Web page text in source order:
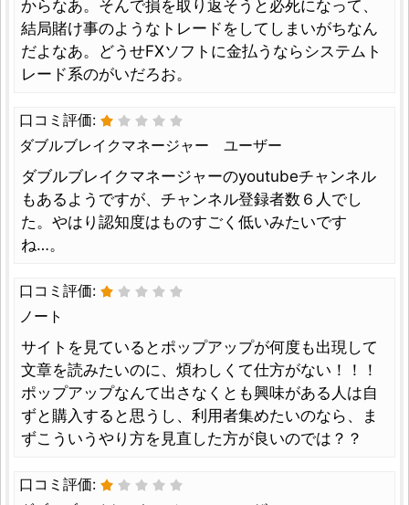
からなあ。そんで損を取り返そうと必死になって、
結局賭け事のようなトレードをしてしまいがちなん
だよなあ。どうせFXソフトに金払うならシステムト
レード系のがいだろお。
口コミ評価:
ダブルブレイクマネージャー ユーザー
ダブルブレイクマネージャーのyoutubeチャンネル
もあるようですが、チャンネル登録者数６人でし
た。やはり認知度はものすごく低いみたいです
ね…。
口コミ評価:
ノート
サイトを見ているとポップアップが何度も出現して
文章を読みたいのに、煩わしくて仕方がない！！！
ポップアップなんて出さなくとも興味がある人は自
ずと購入すると思うし、利用者集めたいのなら、ま
ずこういうやり方を見直した方が良いのでは？？
口コミ評価: